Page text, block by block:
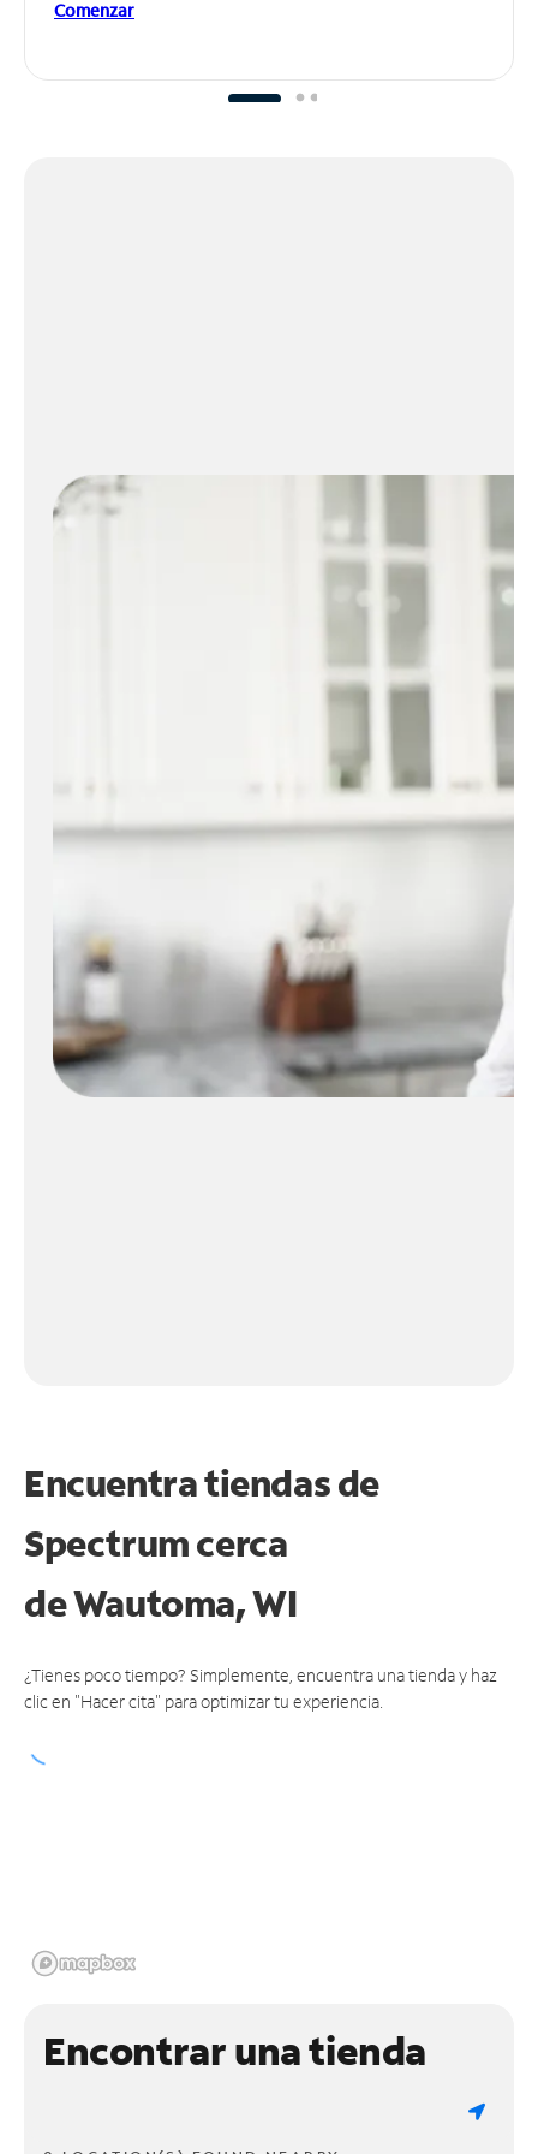
Comenzar
Encuentra tiendas de
Spectrum cerca
deWautoma, WI
¿Tienes poco tiempo? Simplemente, encuentra una tienda y haz
clic en "Hacer cita" para optimizar tu experiencia.
Encontrar una tienda